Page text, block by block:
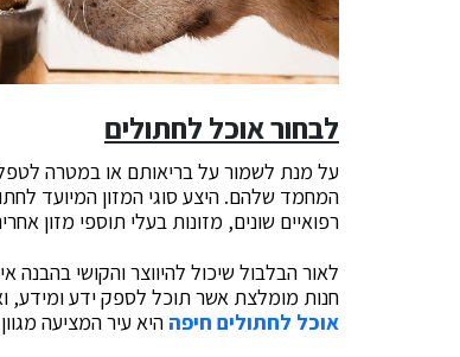
לבחור אוכל לחתולים
על מנת לשמור על בריאותם או במטרה לטפל
המחמד שלהם. היצע סוגי המזון המיועד
רפואיים שונים, מזונות בעלי תוספי מזון
לאור הבלבול שיכול להיווצר והקושי
חנות מומלצת אשר תוכל לספק ידע ומידע,
אוכל לחתולים חיפה היא עיר המציעה